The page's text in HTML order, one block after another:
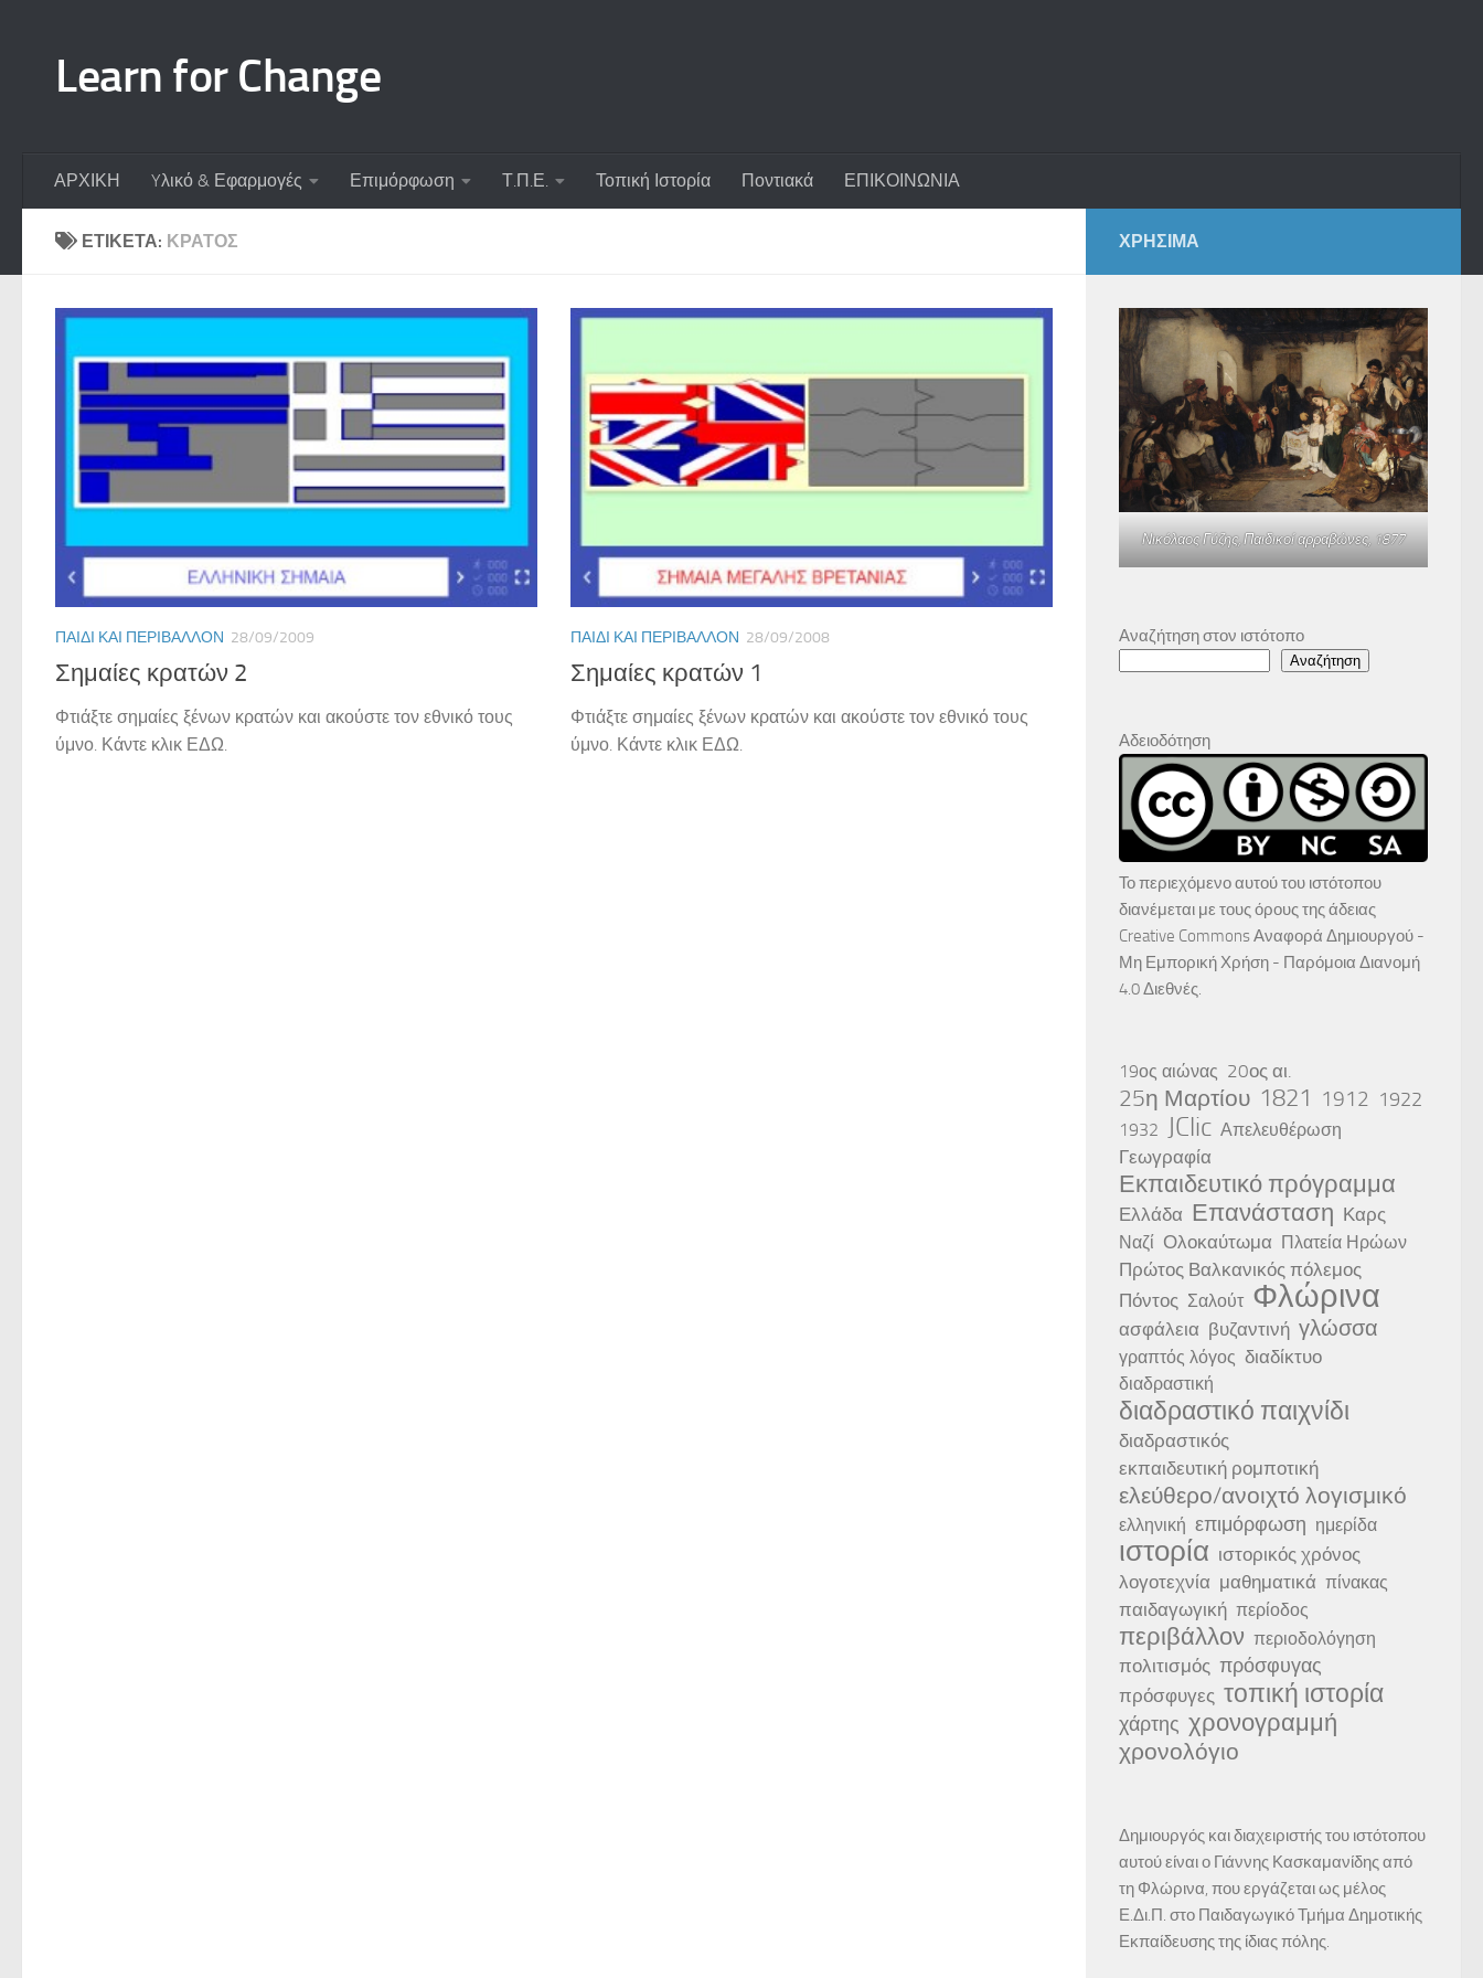
Learn for Change
ΑΡΧΙΚΗ Yλικό & Εφαρμογές Επιμόρφωση Τ.Π.Ε. Τοπική Ιστορία Ποντιακά ΕΠΙΚΟΙΝΩΝΙΑ
ΕΤΙΚΈΤΑ: ΚΡΆΤΟΣ
ΠΑΙΔΊ ΚΑΙ ΠΕΡΙΒΆΛΛΟΝ 28/09/2009
Σημαίες κρατών 2
Φτιάξτε σημαίες ξένων κρατών και ακούστε τον εθνικό τους
ύμνο. Κάντε κλικ ΕΔΩ.
ΠΑΙΔΊ ΚΑΙ ΠΕΡΙΒΆΛΛΟΝ 28/09/2008
Σημαίες κρατών 1
Φτιάξτε σημαίες ξένων κρατών και ακούστε τον εθνικό τους
ύμνο. Κάντε κλικ ΕΔΩ.
ΧΡΗΣΙΜΑ
Νικόλαος Γύζης,Παιδικοί αρραβώνες, 1877
Αναζήτηση στον ιστότοπο
Αναζήτηση
Αδειοδότηση
Το περιεχόμενο αυτού του ιστότοπου
διανέμεται με τους όρους της άδειας
Creative Commons Αναφορά Δημιουργού -
Μη Εμπορική Χρήση - Παρόμοια Διανομή
4.0 Διεθνές.
19ος αιώνας 20ος αι.
25η Μαρτίου 1821 1912 1922
1932 JClic Απελευθέρωση
Γεωγραφία
Εκπαιδευτικό πρόγραμμα
Ελλάδα Επανάσταση Καρς
Ναζί Ολοκαύτωμα Πλατεία Ηρώων
Πρώτος Βαλκανικός πόλεμος
Πόντος Σαλούτ Φλώρινα
ασφάλεια βυζαντινή γλώσσα
γραπτός λόγος διαδίκτυο
διαδραστική
διαδραστικό παιχνίδι
διαδραστικός
εκπαιδευτική ρομποτική
ελεύθερο/ανοιχτό λογισμικό
ελληνική επιμόρφωση ημερίδα
ιστορία ιστορικός χρόνος
λογοτεχνία μαθηματικά πίνακας
παιδαγωγική περίοδος
περιβάλλον περιοδολόγηση
πολιτισμός πρόσφυγας
πρόσφυγες τοπική ιστορία
χάρτης χρονογραμμή
χρονολόγιο
Δημιουργός και διαχειριστής του ιστότοπου
αυτού είναι ο Γιάννης Κασκαμανίδης από
τη Φλώρινα, που εργάζεται ως μέλος
Ε.Δι.Π. στο Παιδαγωγικό Τμήμα Δημοτικής
Εκπαίδευσης της ίδιας πόλης.